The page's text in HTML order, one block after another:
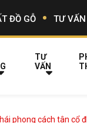
ĐỒ GỖ TƯ
TƯ
VẤN
phong cách tân cổ